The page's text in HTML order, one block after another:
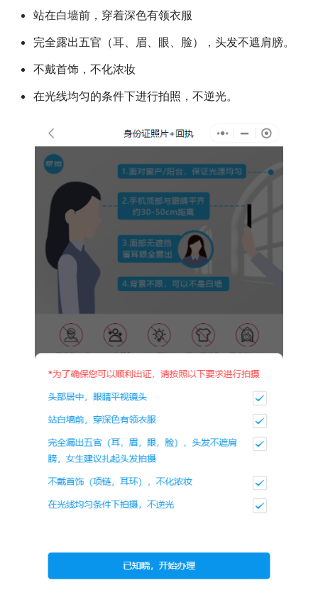
站在白墙前，穿着深色有领衣服
完全露出五官（耳、眉、眼、脸），头发不遮肩膀。
不戴首饰，不化浓妆
在光线均匀的条件下进行拍照，不逆光。